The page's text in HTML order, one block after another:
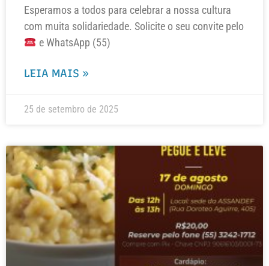
Esperamos a todos para celebrar a nossa cultura
com muita solidariedade. Solicite o seu convite pelo
e WhatsApp (55)
LEIA MAIS »
25 de setembro de 2025